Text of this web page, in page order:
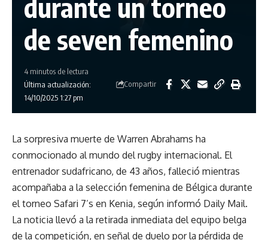
durante un torneo
de seven femenino
Última actualización:
14/10/2025 1:27 pm
4 minutos de lectura
Compartir
La sorpresiva muerte de Warren Abrahams ha
conmocionado al mundo del rugby internacional. El
entrenador sudafricano, de 43 años, falleció mientras
acompañaba a la selección femenina de Bélgica durante
el torneo Safari 7’s en Kenia, según informó Daily Mail.
La noticia llevó a la retirada inmediata del equipo belga
de la competición, en señal de duelo por la pérdida de